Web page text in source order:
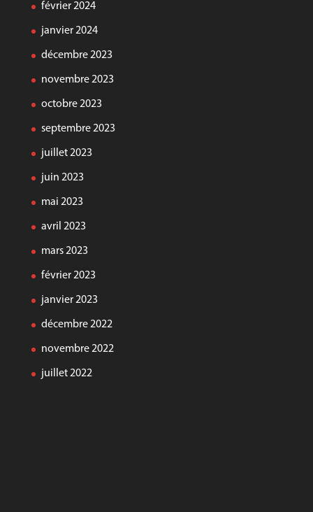
février 2024
janvier 2024
décembre 2023
novembre 2023
octobre 2023
septembre 2023
juillet 2023
juin 2023
mai 2023
avril 2023
mars 2023
février 2023
janvier 2023
décembre 2022
novembre 2022
juillet 2022